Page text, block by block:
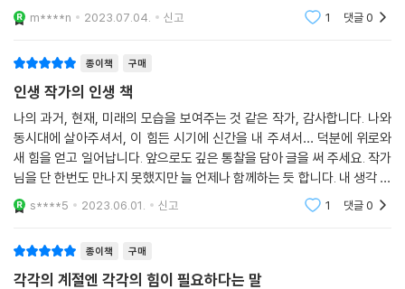
두 모녀 사이의 연결을 천만 개의 실버들로 비유한 것 같다. 끊어낼 수 없는
두 모녀
m****n 2023.07.04. 신고 1 댓글0
종이책 구매
인생 작가의 인생 책
나의 과거, 현재, 미래의 모습을 보여주는 것 같은 작가, 감사합니다. 나와
동시대에 살아주셔서, 이 힘든 시기에 신간을 내 주셔서… 덕분에 위로와
새 힘을 얻고 일어납니다. 앞으로도 깊은 통찰을 담아 글을 써 주세요. 작가
님을 단 한번도 만나지 못했지만 늘 언제나 함께하는 듯 합니다. 내 생각 내
마음을 읽어 줘서 고맙습니다.소설집에 수록된 모든 단편소설이 다 좋기가
쉽지 않
s****5 2023.06.01. 신고 1 댓글0
종이책 구매
각각의 계절엔 각각의 힘이 필요하다는 말